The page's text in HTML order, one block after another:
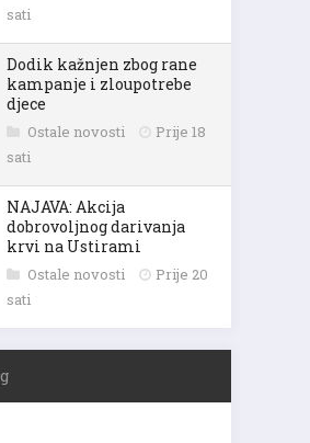
sati
Dodik kažnjen zbog rane
kampanje i zloupotrebe
djece
Ostale novosti
Prije 18
sati
NAJAVA: Akcija
dobrovoljnog darivanja
krvi na Ustirami
Ostale novosti
Prije 20
sati